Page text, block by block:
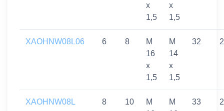
x
1,5
x
1,5
XAOHNW08L06 6 8
M
16
x
1,5
M
14
x
1,5
32
XAOHNW08L 8 10
M
M
33